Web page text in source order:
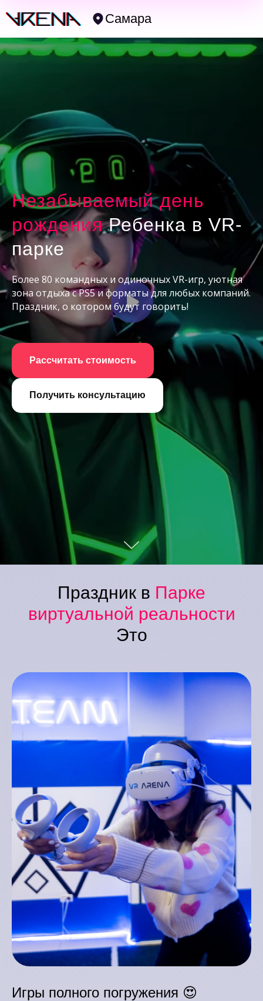
Самара
Незабываемый день
рожденияРебенка в VR-
парке
Более 80 командных и одиночных VR-игр, уютная
зона отдыха с PS5 и форматы для любых компаний.
Праздник, о котором будут говорить!
Рассчитать стоимость
Получить консультацию
Праздник в Парке
виртуальной реальности
Это
Игры полного погружения 😍